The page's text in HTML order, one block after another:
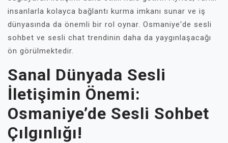
insanlarla kolayca bağlantı kurma imkanı sunar ve iş
dünyasında da önemli bir rol oynar. Osmaniye'de sesli
sohbet ve sesli chat trendinin daha da yaygınlaşacağı
ön görülmektedir.
Sanal Dünyada Sesli
İletişimin Önemi:
Osmaniye’de Sesli Sohbet
Çılgınlığı!